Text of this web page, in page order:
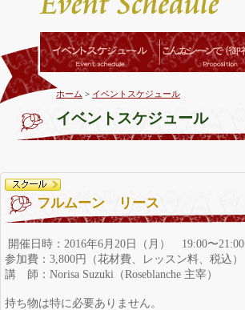
ホーム > イベントスケジュール
イベントスケジュール
フルムーン リース
開催日時：2016年6月20日（月） 19:00〜21:00
参加費：3,800円（花材費、レッスン料、税込）
講 師：Norisa Suzuki（Roseblanche 主宰）
持ち物は特に必要ありません。